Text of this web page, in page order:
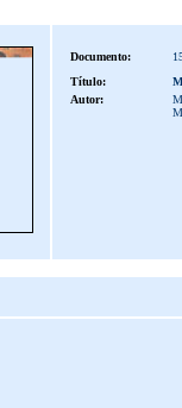
Documento:
Título:
Autor: